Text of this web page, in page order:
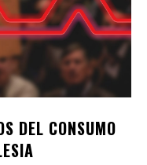
DEL CONSUMO